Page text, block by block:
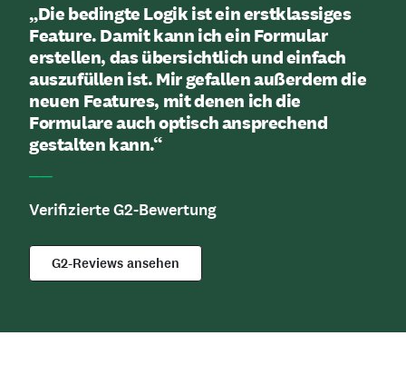
„Die bedingte Logik ist ein erstklassiges
Feature. Damit kann ich ein Formular
erstellen, das übersichtlich und einfach
auszufüllen ist. Mir gefallen außerdem die
neuen Features, mit denen ich die
Formulare auch optisch ansprechend
gestalten kann.“
──
Verifizierte G2-Bewertung
G2-Reviews ansehen